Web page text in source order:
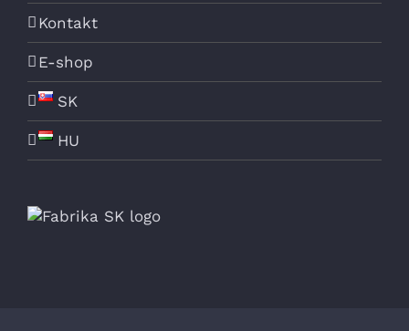
Kontakt
E-shop
SK
HU